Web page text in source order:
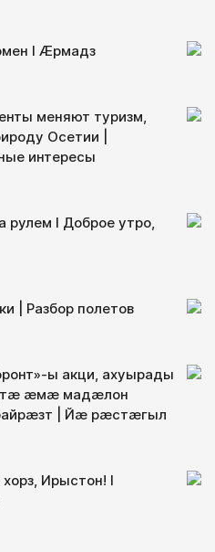
I Æрмадз
меняют туризм,
Осетии |
интересы
рулем I Доброе утро,
| Разбор полетов
ы акци, ахуырады
æмæ мадæлон
| Йæ рæстæгыл
Ирыстон! I